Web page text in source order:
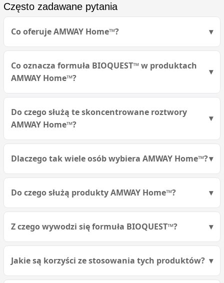
Często zadawane pytania
Co oferuje AMWAY Home™?
Co oznacza formuła BIOQUEST™ w produktach
AMWAY Home™?
Do czego służą te skoncentrowane roztwory
AMWAY Home™?
Dlaczego tak wiele osób wybiera AMWAY Home™?
Do czego służą produkty AMWAY Home™?
Z czego wywodzi się formuła BIOQUEST™?
Jakie są korzyści ze stosowania tych produktów?